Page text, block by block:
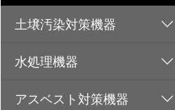
土壌汚染対策機器
水処理機器
アスベスト対策機器